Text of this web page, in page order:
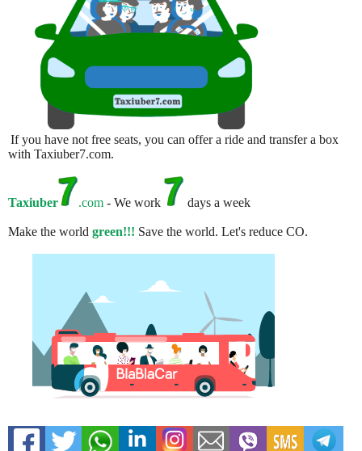
If you have not free seats, you can offer a ride and transfer a box
with Taxiuber7.com.
Taxiuber .com - We work days a week
Make the world green!!! Save the world. Let's reduce CO.